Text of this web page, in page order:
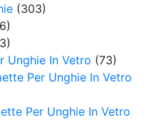
(303)
Unghie In Vetro (73)
Per Unghie In Vetro
Per Unghie In Vetro